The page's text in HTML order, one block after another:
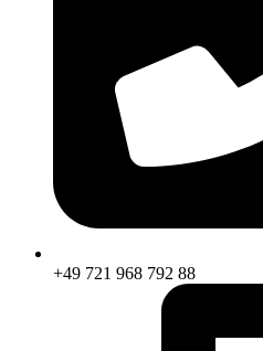
+49 721 968 792 88